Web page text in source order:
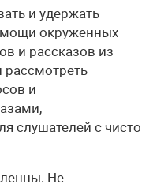
и удержать
окруженных
и рассказов из
и
слушателей с чисто
Не